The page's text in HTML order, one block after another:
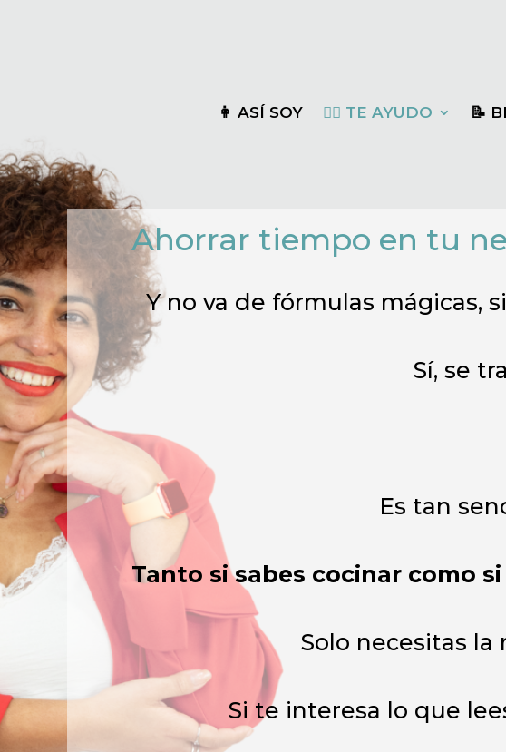
👩 ASÍ SOY 🦸‍♀️ TE AYUDO 📝
Ahorrar tiempo en tu
Y no va de fórmulas mágicas,
Sí, se
Es tan
Tanto si sabes cocinar como
Solo necesitas la
Si te interesa lo que